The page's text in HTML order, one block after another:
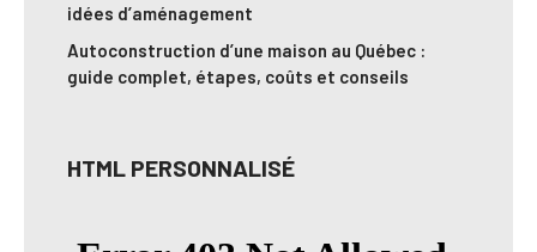
idées d’aménagement
Autoconstruction d’une maison au Québec :
guide complet, étapes, coûts et conseils
HTML PERSONNALISÉ